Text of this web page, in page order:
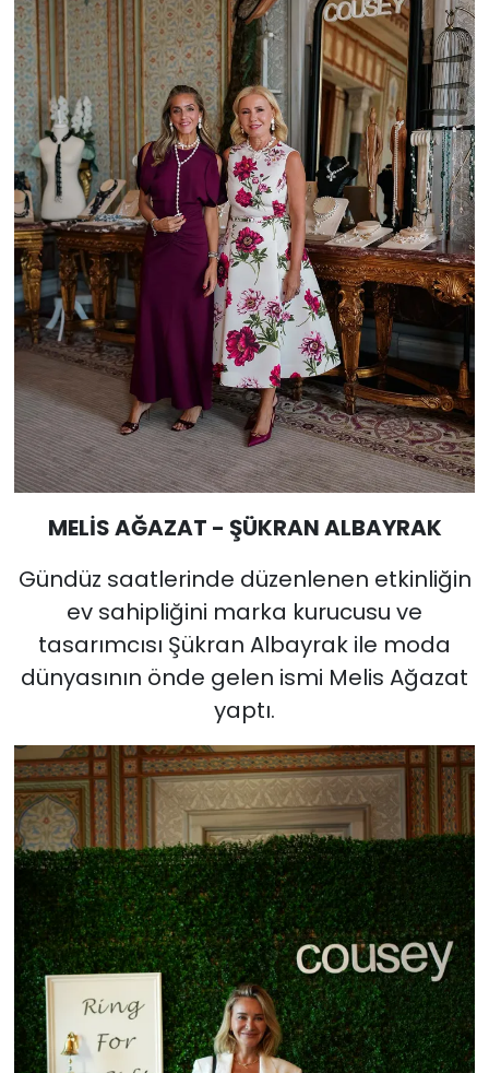
MELİS AĞAZAT - ŞÜKRAN ALBAYRAK
Gündüz saatlerinde düzenlenen etkinliğin
ev sahipliğini marka kurucusu ve
tasarımcısı Şükran Albayrak ile moda
dünyasının önde gelen ismi Melis Ağazat
yaptı.